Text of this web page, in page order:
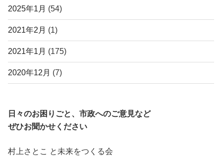
2025年1月 (54)
2021年2月 (1)
2021年1月 (175)
2020年12月 (7)
日々のお困りごと、市政へのご意見など
ぜひお聞かせください
村上さとこ と未来をつくる会